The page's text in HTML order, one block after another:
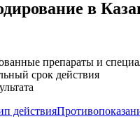
в
препараты и
срок действия
действия